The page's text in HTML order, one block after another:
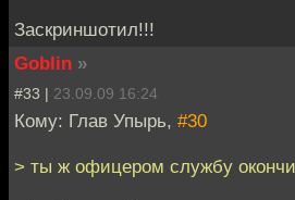
Заскриншотил!!!
Goblin »
#33 | 23.09.09 16:24
Кому: Глав Упырь, #30
> ты ж офицером службу